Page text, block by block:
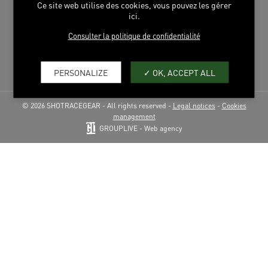
BIKE WORLD
FIND US
PRODUCT REGISTRATION
© 2026 SHOTRACEGEAR - All rights reserved - Legal notices- Cookies
management
GROUPLIVE - Web agency
Ce site web utilise des cookies, vous pouvez les gérer
ici.
Consulter la politique de confidentialité
PERSONALIZE OK, ACCEPT ALL